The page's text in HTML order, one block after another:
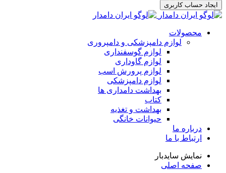
ایجاد حساب کاربری
محصولات
لوازم دامپزشکی و دامپروری
لوازم گوسفنداری
لوازم گاوداری
لوازم پرورش اسب
لوازم دامپزشکی
بهداشت دامداری ها
کتاب
بهداشت و تغذیه
حیوانات خانگی
درباره ما
ارتباط با ما
نمایش سایدبار
صفحه اصلی